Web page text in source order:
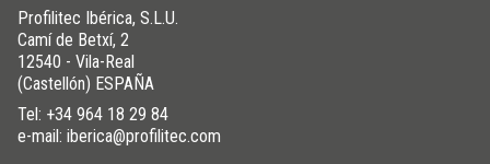
Profilitec Ibérica, S.L.U.
Camí de Betxí, 2
12540 - Vila-Real
(Castellón) ESPAÑA
Tel: +34 964 18 29 84
e-mail: iberica@profilitec.com